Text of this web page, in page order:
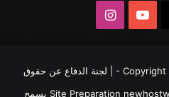
يوتيوبانستقرام
© Copyright 2026, All Rights Reserved - | لجنة الدفاع عن حقوق
يسمح